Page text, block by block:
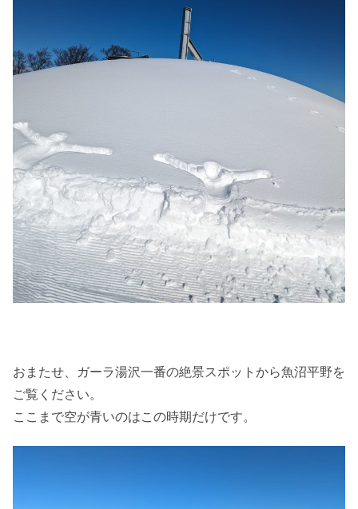
おまたせ、ガーラ湯沢一番の絶景スポットから魚沼平野を
ご覧ください。
ここまで空が青いのはこの時期だけです。